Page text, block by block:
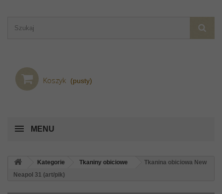
Koszyk (pusty)
MENU
Kategorie Tkaniny obiciowe
Tkanina obiciowa New
Neapol 31 (art/pik)